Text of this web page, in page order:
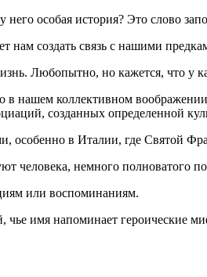
особая история? Это слово
создать связь с нашими
Любопытно, но кажется, что у
нашем коллективном
созданных определенной
в Италии, где Святой
человека, немного
или воспоминаниям.
имя напоминает героические